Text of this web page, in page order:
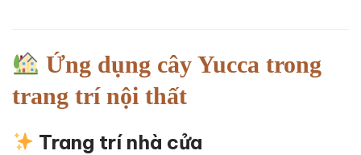
Ứng dụng cây Yucca trong
trang trí nội thất
Trang trí nhà cửa